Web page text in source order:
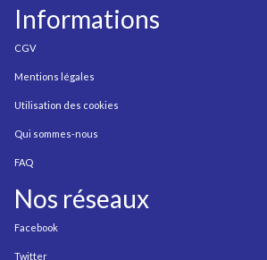
Informations
CGV
Mentions légales
Utilisation des cookies
Qui sommes-nous
FAQ
Nos réseaux
Facebook
Twitter